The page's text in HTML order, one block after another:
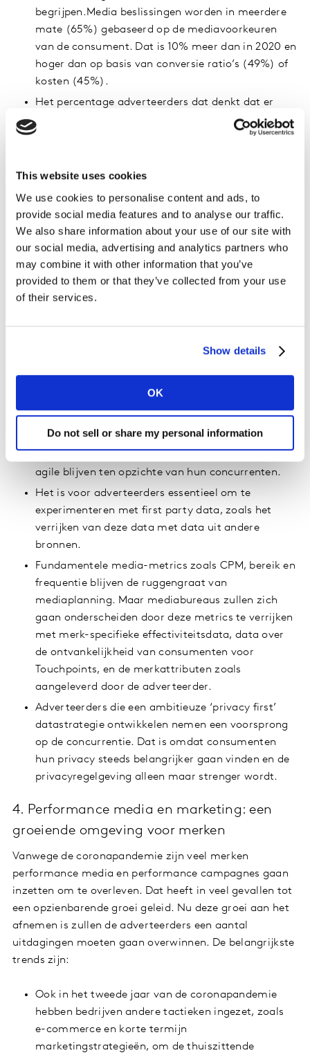
This website uses cookies
We use cookies to personalise content and ads, to
provide social media features and to analyse our traffic.
We also share information about your use of our site with
our social media, advertising and analytics partners who
may combine it with other information that you’ve
provided to them or that they’ve collected from your use
of their services.
Show details
OK
Do not sell or share my personal information
begrijpen.Media beslissingen worden in meerdere
mate (65%) gebaseerd op de mediavoorkeuren
van de consument. Dat is 10% meer dan in 2020 en
hoger dan op basis van conversie ratio’s (49%) of
kosten (45%).
Het percentage adverteerders dat denkt dat er
gaten zijn binnen hun data is afgenomen van 51%
in 2020 tot 47% in 2021. Toch geeft slechts 8% van
ze nodig hebben.
Voorspelling 2022
Insights over de activiteiten van de concurrentie
(‘competitive intelligence’) wordt een belangrijk
obstakel om marketingstrategieën te valideren en
marktkansen te signaleren. Van de adverteerders
erkent 75% het belang van brede marktdata.
die in een vroeg stadium de controle nemen over
concurrenten te monitoren zullen effectiever hun
klantrelaties kunnen uitbuiten en sneller
agile blijven ten opzichte van hun concurrenten.
Het is voor adverteerders essentieel om te
experimenteren met first party data, zoals het
verrijken van deze data met data uit andere
bronnen.
Fundamentele media-metrics zoals CPM, bereik en
frequentie blijven de ruggengraat van
mediaplanning. Maar mediabureaus zullen zich
gaan onderscheiden door deze metrics te verrijken
met merk-specifieke effectiviteitsdata, data over
de ontvankelijkheid van consumenten voor
Touchpoints, en de merkattributen zoals
aangeleverd door de adverteerder.
Adverteerders die een ambitieuze ‘privacy first’
datastrategie ontwikkelen nemen een voorsprong
op de concurrentie. Dat is omdat consumenten
hun privacy steeds belangrijker gaan vinden en de
privacyregelgeving alleen maar strenger wordt.
4. Performance media en marketing: een
groeiende omgeving voor merken
Vanwege de coronapandemie zijn veel merken
performance media en performance campagnes gaan
inzetten om te overleven. Dat heeft in veel gevallen tot
een opzienbarende groei geleid. Nu deze groei aan het
afnemen is zullen de adverteerders een aantal
uitdagingen moeten gaan overwinnen. De belangrijkste
trends zijn:
Ook in het tweede jaar van de coronapandemie
hebben bedrijven andere tactieken ingezet, zoals
e-commerce en korte termijn
marketingstrategieën, om de thuiszittende